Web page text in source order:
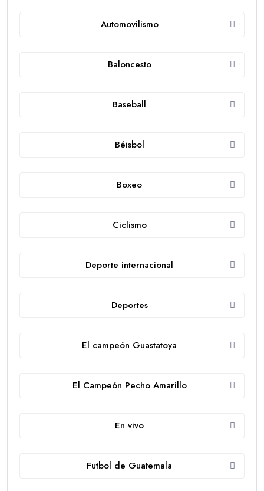
Automovilismo
Baloncesto
Baseball
Béisbol
Boxeo
Ciclismo
Deporte internacional
Deportes
El campeón Guastatoya
El Campeón Pecho Amarillo
En vivo
Futbol de Guatemala